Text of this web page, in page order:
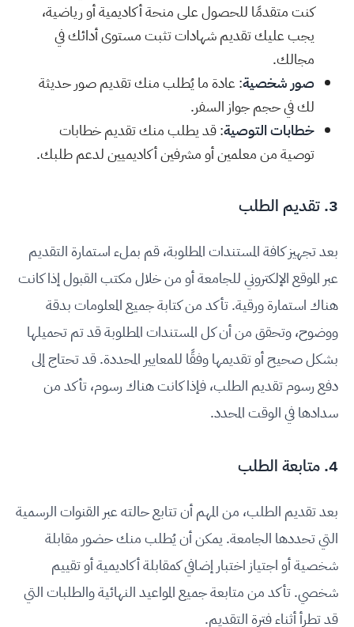
كنت متقدمًا للحصول على منحة أكاديمية أو رياضية،
يجب عليك تقديم شهادات تثبت مستوى أدائك في
مجالك.
صور شخصية: عادة ما يُطلب منك تقديم صور حديثة
لك في حجم جواز السفر.
خطابات التوصية: قد يطلب منك تقديم خطابات
توصية من معلمين أو مشرفين أكاديميين لدعم طلبك.
3. تقديم الطلب
بعد تجهيز كافة المستندات المطلوبة، قم بملء استمارة التقديم
عبر الموقع الإلكتروني للجامعة أو من خلال مكتب القبول إذا كانت
هناك استمارة ورقية. تأكد من كتابة جميع المعلومات بدقة
ووضوح، وتحقق من أن كل المستندات المطلوبة قد تم تحميلها
بشكل صحيح أو تقديمها وفقًا للمعايير المحددة. قد تحتاج إلى
دفع رسوم تقديم الطلب، فإذا كانت هناك رسوم، تأكد من
سدادها في الوقت المحدد.
4. متابعة الطلب
بعد تقديم الطلب، من المهم أن تتابع حالته عبر القنوات الرسمية
التي تحددها الجامعة. يمكن أن يُطلب منك حضور مقابلة
شخصية أو اجتياز اختبار إضافي كمقابلة أكاديمية أو تقييم
شخصي. تأكد من متابعة جميع المواعيد النهائية والطلبات التي
قد تطرأ أثناء فترة التقديم.